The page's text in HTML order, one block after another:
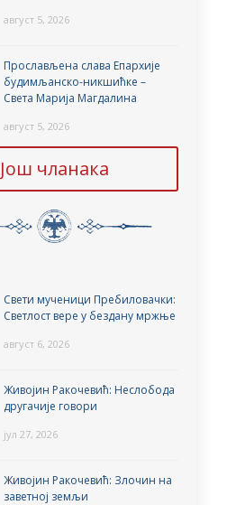
август 5, 2026
Прослављена слава Епархије
будимљанско-никшићке –
Света Марија Магдалина
август 5, 2026
Још чланака
Свети мученици Пребиловачки:
Светлост вере у бездану мржње
август 6, 2026
Живојин Ракочевић: Неслобода
другачије говори
јул 27, 2026
Живојин Ракочевић: Злочин на
заветној земљи